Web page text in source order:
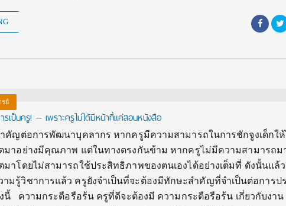
รย์
เป็นครู! — เพราะครูไม่ได้มีหน้าที่แค่สอนหนังสือ
คัญต่อการพัฒนาบุคลากร หากครูมีความสามารถในการชักจูงเด็กใ
มาอย่างมีคุณภาพ แต่ในทางตรงกันข้าม หากครูไม่มีความสามารถม
มาโดยไม่สามารถใช้ประสิทธิภาพของตนเองได้อย่างเต็มที่ ดังนั้นแล้
มรู้วิชาการแล้ว ครูยังจำเป็นที่จะต้องมีทักษะสำคัญที่จำเป็นต่อการป
งนี้ ความกระตือรือร้น ครูที่ดีจะต้องมี ความกระตือรือร้น เกี่ยวกับงา